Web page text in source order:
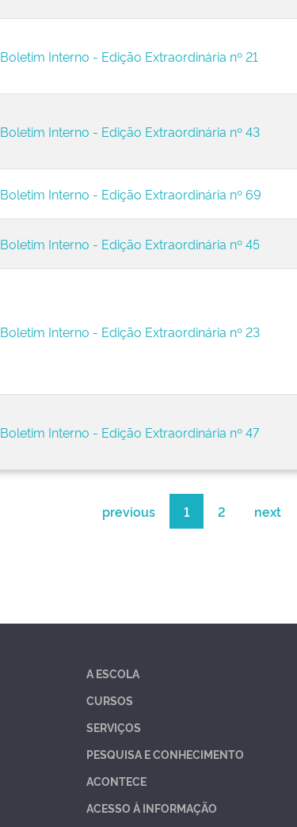
Boletim Interno - Edição Extraordinária nº 21
Boletim Interno - Edição Extraordinária nº 43
Boletim Interno - Edição Extraordinária nº 69
Boletim Interno - Edição Extraordinária nº 45
Boletim Interno - Edição Extraordinária nº 23
Boletim Interno - Edição Extraordinária nº 47
previous 1 2 next
A ESCOLA
CURSOS
SERVIÇOS
PESQUISA E CONHECIMENTO
ACONTECE
ACESSO À INFORMAÇÃO